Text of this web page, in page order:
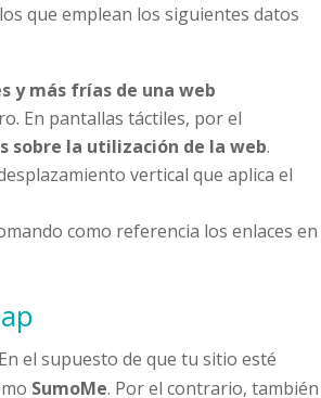
que emplean los siguientes datos
y más frías de una web
En pantallas táctiles, por el
sobre la utilización de la web.
vertical que aplica el
como referencia los enlaces en
el supuesto de que tu sitio esté
SumoMe. Por el contrario, también